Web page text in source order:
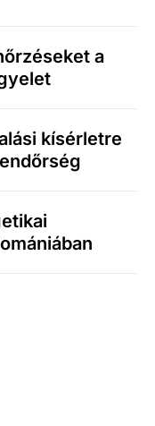
a
kísérletre